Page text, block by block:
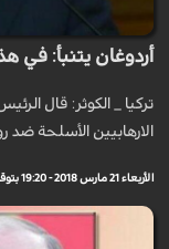
أردوغان يتنبأ: في
تركيا _ الكوثر: قال
الارهابيين الأسلحة ضد
الأربعاء 21 مارس 2018 - 19:20 بتوقيت مكة